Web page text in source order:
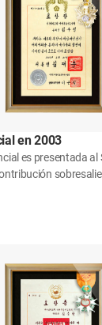
en 2003
es presentada al
actividades
Busan.